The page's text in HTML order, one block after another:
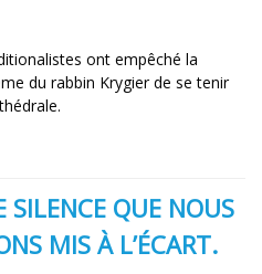
ont empêché la
du rabbin Krygier de se tenir
SILENCE QUE NOUS
MIS À L’ÉCART.